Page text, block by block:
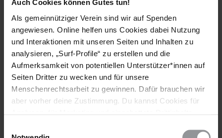
Auch Cookies können Gutes tun!
Als gemeinnütziger Verein sind wir auf Spenden
angewiesen. Online helfen uns Cookies dabei Nutzung
und Interaktionen mit unseren Seiten und Inhalten zu
analysieren, „Surf-Profile“ zu erstellen und die
Aufmerksamkeit von potentiellen Unterstützer*innen auf
Seiten Dritter zu wecken und für unsere
Menschenrechtsarbeit zu gewinnen. Dafür brauchen wir
aber vorher deine Zustimmung. Du kannst Cookies für
wieder ändern. Diesen Banner kannst Du über den Link
entlassen. Im Juli verurteilte ihn das SSC zu drei Monaten
Haft, da er eine "nicht genehmigte Versammlung"
abgehalten habe.
Diskriminierung
Die Behörden entzogen weiterhin Menschen